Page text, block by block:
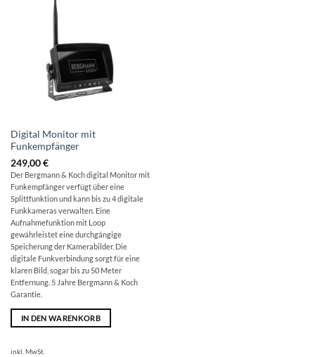
Digital Monitor mit
Funkempfänger
249,00€
Der Bergmann & Koch digital Monitor mit
Funkempfänger verfügt über eine
Splittfunktion und kann bis zu 4 digitale
Funkkameras verwalten. Eine
Aufnahmefunktion mit Loop
gewährleistet eine durchgängige
Speicherung der Kamerabilder. Die
digitale Funkverbindung sorgt für eine
klaren Bild, sogar bis zu 50 Meter
Entfernung. 5 Jahre Bergmann & Koch
Garantie.
IN DEN WARENKORB
inkl. MwSt.